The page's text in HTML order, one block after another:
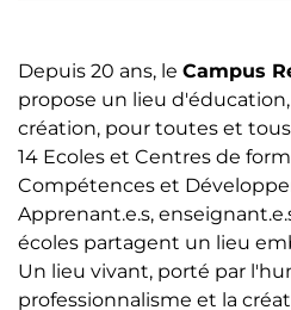
Depuis 20 ans, le Campus
propose un lieu
création, pour toutes et
14 Ecoles et Centres de
Compétences et
Apprenant.e.s,
écoles partagent un lieu
Un lieu vivant, porté par
professionnalisme et la